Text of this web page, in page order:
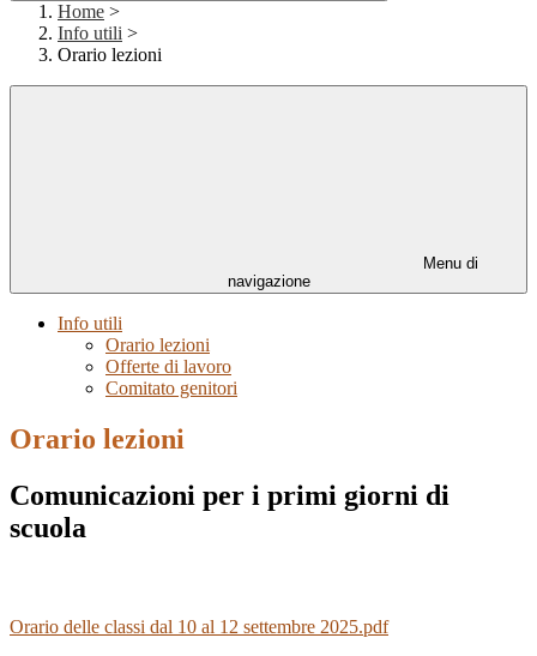
Home >
Info utili >
Orario lezioni
Menu di
navigazione
Info utili
Orario lezioni
Offerte di lavoro
Comitato genitori
Orario lezioni
Comunicazioni per i primi giorni di
scuola
Orario delle classi dal 10 al 12 settembre 2025.pdf